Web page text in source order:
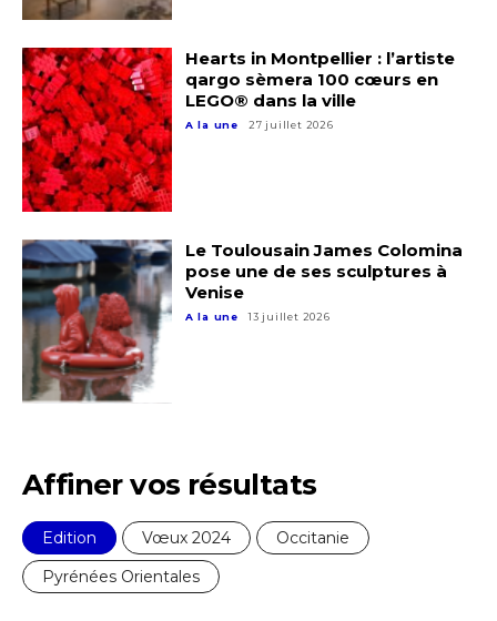
Adresse email*
Hearts in Montpellier : l’artiste
qargo sèmera 100 cœurs en
LEGO® dans la ville
A la une 27 juillet 2026
Le Toulousain James Colomina
pose une de ses sculptures à
Venise
A la une 13 juillet 2026
Affiner vos résultats
Edition Vœux 2024
Occitanie
Pyrénées Orientales